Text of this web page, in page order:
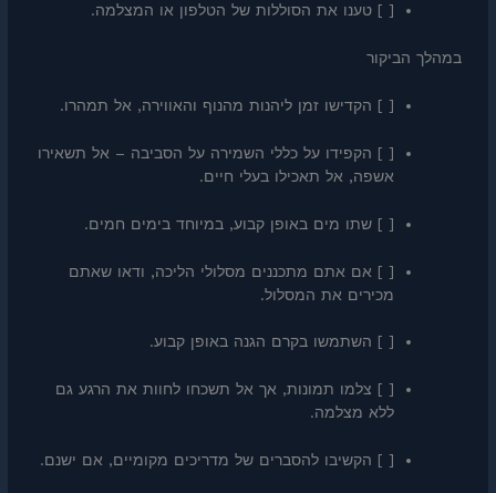
[ ] טענו את הסוללות של הטלפון או המצלמה.
במהלך הביקור
[ ] הקדישו זמן ליהנות מהנוף והאווירה, אל תמהרו.
[ ] הקפידו על כללי השמירה על הסביבה – אל תשאירו
אשפה, אל תאכילו בעלי חיים.
[ ] שתו מים באופן קבוע, במיוחד בימים חמים.
[ ] אם אתם מתכננים מסלולי הליכה, ודאו שאתם
מכירים את המסלול.
[ ] השתמשו בקרם הגנה באופן קבוע.
[ ] צלמו תמונות, אך אל תשכחו לחוות את הרגע גם
ללא מצלמה.
[ ] הקשיבו להסברים של מדריכים מקומיים, אם ישנם.